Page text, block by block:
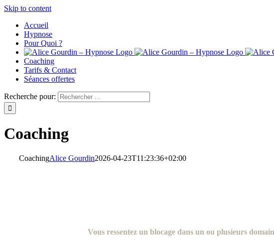
Skip to content
Accueil
Hypnose
Pour Quoi ?
Coaching
Tarifs & Contact
Séances offertes
Recherche pour:
Coaching
CoachingAlice Gourdin2026-04-23T11:23:36+02:00
Vous ressentez un blocage dans un ou plusieurs